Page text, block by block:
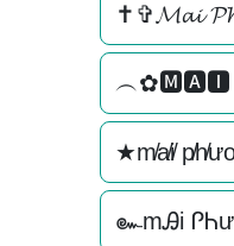
✝✞𝓜𝓪𝓲
★m̸a̸i̸
๛mᎯi